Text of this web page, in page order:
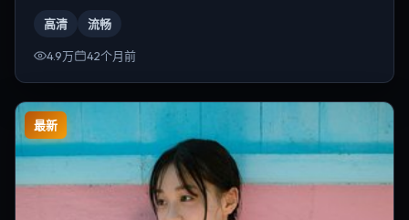
高清 流畅
4.9万 42个月前
最新